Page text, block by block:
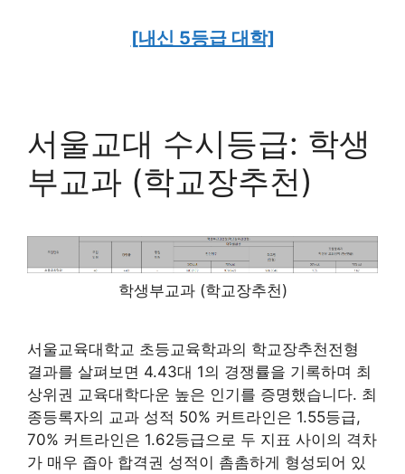
[내신 5등급 대학]
서울교대 수시등급: 학생
부교과 (학교장추천)
학생부교과 (학교장추천)
서울교육대학교 초등교육학과의 학교장추천전형
결과를 살펴보면 4.43대 1의 경쟁률을 기록하며 최
상위권 교육대학다운 높은 인기를 증명했습니다. 최
종등록자의 교과 성적 50% 커트라인은 1.55등급,
70% 커트라인은 1.62등급으로 두 지표 사이의 격차
가 매우 좁아 합격권 성적이 촘촘하게 형성되어 있